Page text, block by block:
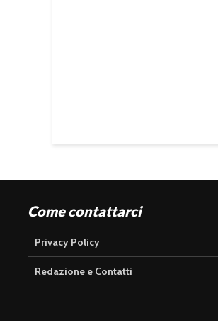
Come contattarci
Privacy Policy
Redazione e Contatti